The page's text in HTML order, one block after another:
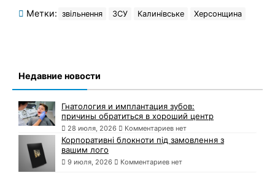
Метки: звільнення ЗСУ Калинівське Херсонщина
Недавние новости
Гнатология и имплантация зубов:
причины обратиться в хороший центр
28 июля, 2026 Комментариев нет
Корпоративні блокноти під замовлення з
вашим лого
9 июля, 2026 Комментариев нет